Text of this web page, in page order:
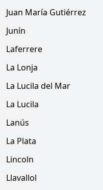
Juan María Gutiérrez
Junín
Laferrere
La Lonja
La Lucila del Mar
La Lucila
Lanús
La Plata
Lincoln
Llavallol